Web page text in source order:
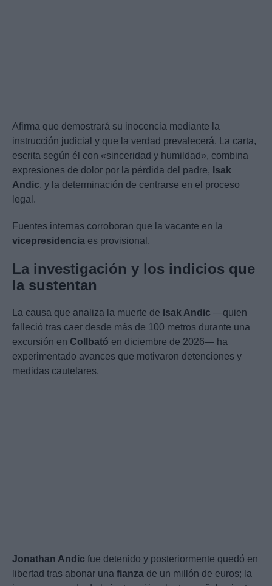
Afirma que demostrará su inocencia mediante la
instrucción judicial y que la verdad prevalecerá. La carta,
escrita según él con «sinceridad y humildad», combina
expresiones de dolor por la pérdida del padre, Isak
Andic, y la determinación de centrarse en el proceso
legal.
Fuentes internas corroboran que la vacante en la
vicepresidencia es provisional.
La investigación y los indicios que
la sustentan
La causa que analiza la muerte de Isak Andic —quien
falleció tras caer desde más de 100 metros durante una
excursión en Collbató en diciembre de 2026— ha
experimentado avances que motivaron detenciones y
medidas cautelares.
Jonathan Andic fue detenido y posteriormente quedó en
libertad tras abonar una fianza de un millón de euros; la